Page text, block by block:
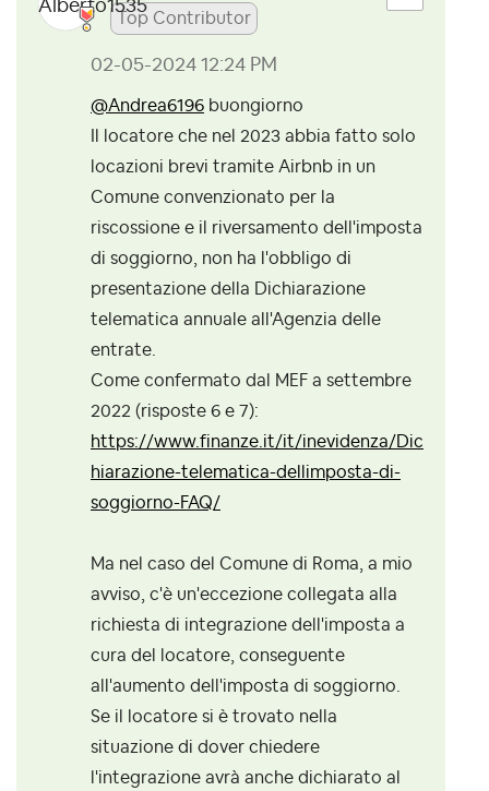
Top Contributor
‎02-05-2024 12:24 PM
@Andrea6196 buongiorno
Il locatore che nel 2023 abbia fatto solo
locazioni brevi tramite Airbnb in un
Comune convenzionato per la
riscossione e il riversamento dell'imposta
di soggiorno, non ha l'obbligo di
presentazione della Dichiarazione
telematica annuale all'Agenzia delle
entrate.
Come confermato dal MEF a settembre
2022 (risposte 6 e 7):
https://www.finanze.it/it/inevidenza/Dic
hiarazione-telematica-dellimposta-di-
soggiorno-FAQ/
Ma nel caso del Comune di Roma, a mio
avviso, c'è un'eccezione collegata alla
richiesta di integrazione dell'imposta a
cura del locatore, conseguente
all'aumento dell'imposta di soggiorno.
Se il locatore si è trovato nella
situazione di dover chiedere
l'integrazione avrà anche dichiarato al